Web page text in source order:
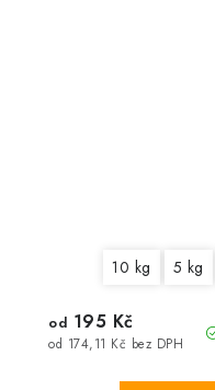
10 kg 5 kg
od 174,11 Kč bez DPH
od 195 Kč